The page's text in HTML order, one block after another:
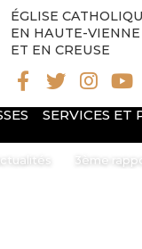
ÉGLISE
EN HAUTE-VIENNE
ET EN CREUSE
SERVICES ET
3ème